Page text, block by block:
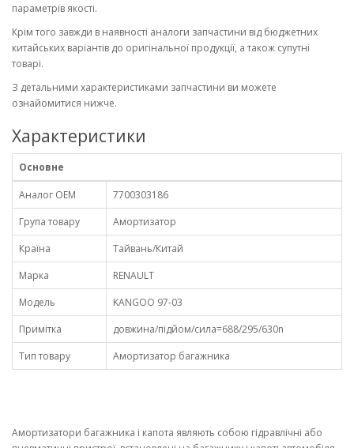
параметрів якості.
Крім того завжди в наявності аналоги запчастини від бюджетних
китайських варіантів до оригінальної продукції, а також супутні
товарі.
З детальними характеристиками запчастини ви можете
ознайомитися нижче.
Характеристики
Основне
Аналог OEM
7700303186
Група товару
Амортизатор
Країна
Тайвань/Китай
Марка
RENAULT
Модель
KANGOO 97-03
Примітка
довжина/підйом/сила=688/295/630n
Тип товару
Амортизатор багажника
Амортизатори багажника і капота являють собою гідравлічні або